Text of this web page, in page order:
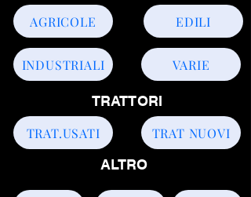
TRAT.USATI TRAT NUOVI
INDUSTRIALI
AGRICOLE EDILI
VARIE
TRATTORI
ALTRO